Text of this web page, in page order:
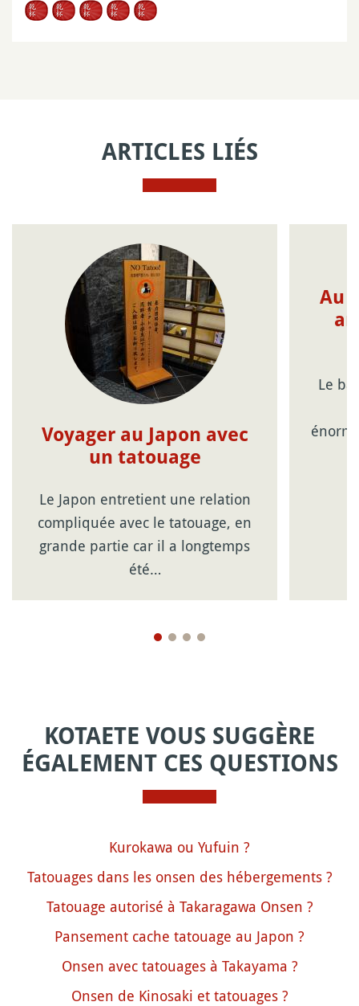
ARTICLES LIÉS
Voyager au Japon avec
un tatouage
Le Japon entretient une relation
compliquée avec le tatouage, en
grande partie car il a longtemps
été…
Au
Le
KOTAETE VOUS SUGGÈRE
ÉGALEMENT CES QUESTIONS
Kurokawa ou Yufuin ?
Tatouages dans les onsen des hébergements ?
Tatouage autorisé à Takaragawa Onsen ?
Pansement cache tatouage au Japon ?
Onsen avec tatouages à Takayama ?
Onsen de Kinosaki et tatouages ?